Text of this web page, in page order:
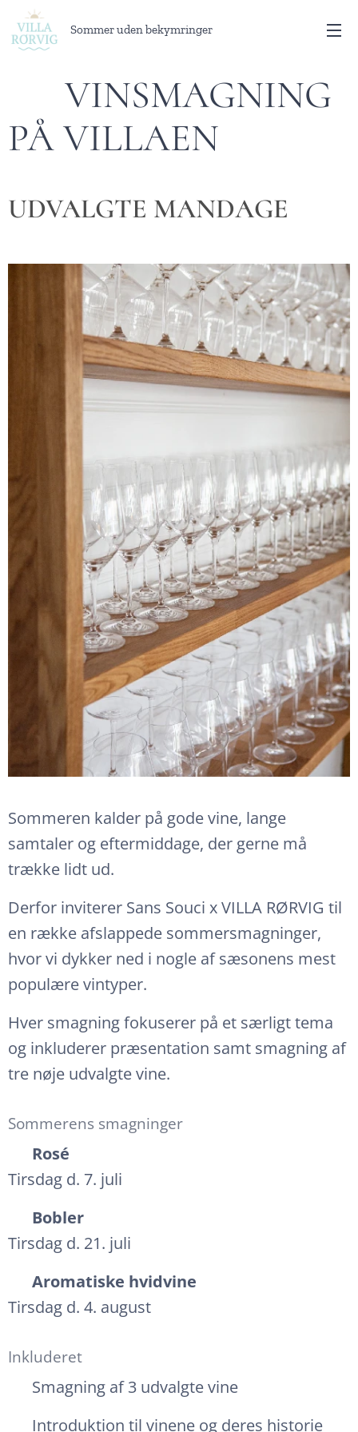
Sommer uden bekymringer
🍷 VINSMAGNING
PÅ VILLAEN
UDVALGTE MANDAGE
Sommeren kalder på gode vine, lange
samtaler og eftermiddage, der gerne må
trække lidt ud.
Derfor inviterer Sans Souci x VILLA RØRVIG til
en række afslappede sommersmagninger,
hvor vi dykker ned i nogle af sæsonens mest
populære vintyper.
Hver smagning fokuserer på et særligt tema
og inkluderer præsentation samt smagning af
tre nøje udvalgte vine.
Sommerens smagninger
Rosé
Tirsdag d. 7. juli
Bobler
Tirsdag d. 21. juli
Aromatiske hvidvine
Tirsdag d. 4. august
Inkluderet
🍷 Smagning af 3 udvalgte vine
🎙 Introduktion til vinene og deres historie